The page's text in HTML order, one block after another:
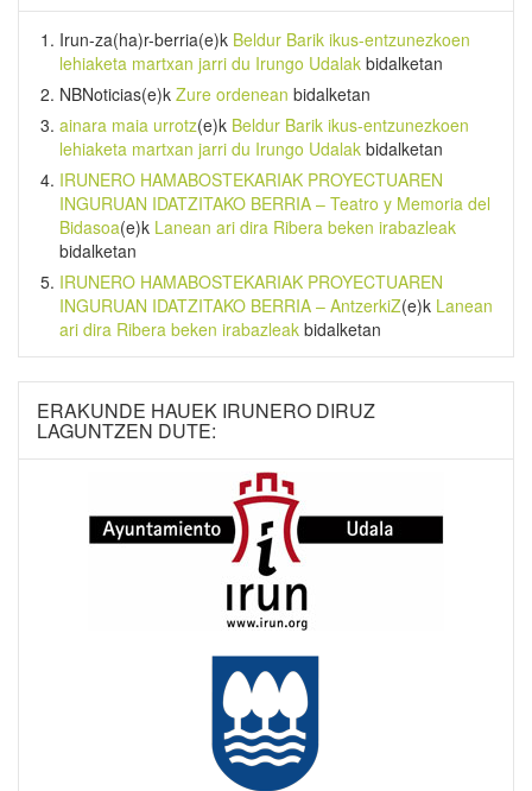
Irun-za(ha)r-berria(e)k Beldur Barik ikus-entzunezkoen
lehiaketa martxan jarri du Irungo Udalak bidalketan
NBNoticias(e)k Zure ordenean bidalketan
ainara maia urrotz(e)k Beldur Barik ikus-entzunezkoen
lehiaketa martxan jarri du Irungo Udalak bidalketan
IRUNERO HAMABOSTEKARIAK PROYECTUAREN
INGURUAN IDATZITAKO BERRIA – Teatro y Memoria del
Bidasoa(e)k Lanean ari dira Ribera beken irabazleak
bidalketan
IRUNERO HAMABOSTEKARIAK PROYECTUAREN
INGURUAN IDATZITAKO BERRIA – AntzerkiZ(e)k Lanean
ari dira Ribera beken irabazleak bidalketan
ERAKUNDE HAUEK IRUNERO DIRUZ
LAGUNTZEN DUTE: